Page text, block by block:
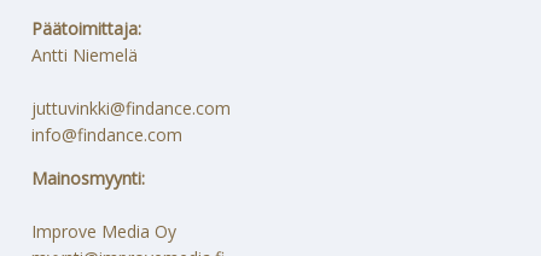
Päätoimittaja:
Antti Niemelä
juttuvinkki@findance.com
info@findance.com
Mainosmyynti:
Improve Media Oy